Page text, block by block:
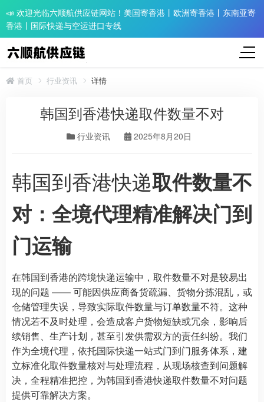
📣 欢迎光临六顺航供应链网站！美国寄香港丨欧洲寄香港丨东南亚寄
香港丨国际快递与空运进口专线
首页 行业资讯 详情
韩国到香港快递取件数量不对
行业资讯 2025年8月20日
韩国到香港快递取件数量不
对：全境代理精准解决门到
门运输
在韩国到香港的跨境快递运输中，取件数量不对是较易出
现的问题 —— 可能因供应商备货疏漏、货物分拣混乱，或
仓储管理失误，导致实际取件数量与订单数量不符。这种
情况若不及时处理，会造成客户货物短缺或冗余，影响后
续销售、生产计划，甚至引发供需双方的责任纠纷。我们
作为全境代理，依托国际快递一站式门到门服务体系，建
立标准化取件数量核对与处理流程，从现场核查到问题解
决，全程精准把控，为韩国到香港快递取件数量不对问题
提供可靠解决方案。